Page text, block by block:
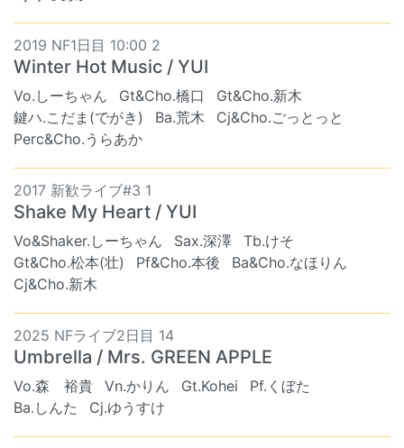
2019 NF1日目 10:00 2
Winter Hot Music / YUI
Vo.しーちゃん Gt&Cho.橋口
Gt&Cho.新木
鍵ハ.こだま(でがき)
Ba.荒木
Cj&Cho.ごっとっと
Perc&Cho.うらあか
2017 新歓ライブ#3 1
Shake My Heart / YUI
Vo&Shaker.しーちゃん Sax.深澤
Tb.けそ
Gt&Cho.松本(壮)
Pf&Cho.本後
Ba&Cho.なほりん
Cj&Cho.新木
2025 NFライブ2日目 14
Umbrella / Mrs. GREEN APPLE
Vo.森 裕貴 Vn.かりん Gt.Kohei
Pf.くぼた
Ba.しんた
Cj.ゆうすけ